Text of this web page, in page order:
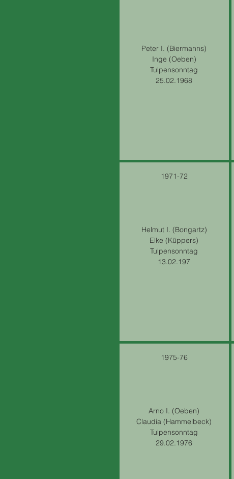
Peter I. (Biermanns)
Inge (Oeben)
Tulpensonntag
25.02.1968
1971-72
Helmut I. (Bongartz)
Elke (Küppers)
Tulpensonntag
13.02.197
1975-76
Arno I. (Oeben)
Claudia (Hammelbeck)
Tulpensonntag
29.02.1976